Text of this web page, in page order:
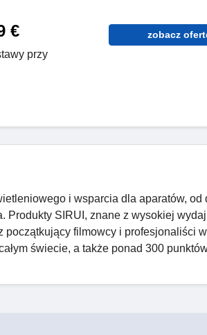
€
przy
zobacz
i wsparcia dla aparatów, od
Produkty SIRUI, znane z wysokiej
filmowcy i profesjonaliści
świecie, a także ponad 300